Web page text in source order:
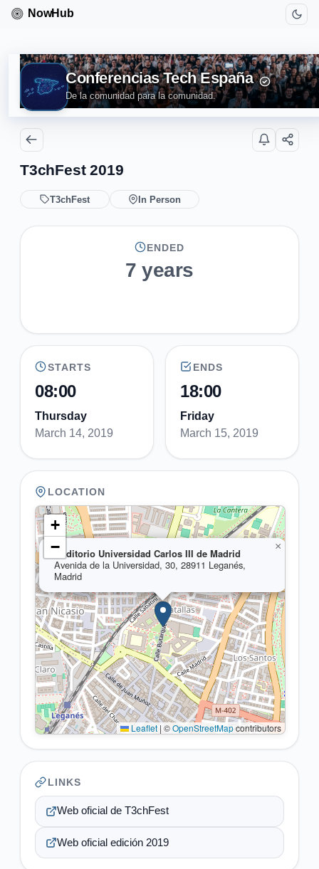
Conferencias Tech España
De la comunidad para la comunidad.
T3chFest 2019
T3chFest In Person
ENDED
7 years
STARTS
08:00
Thursday
March 14, 2019
ENDS
18:00
Friday
March 15, 2019
LOCATION
Auditorio Universidad Carlos III de Madrid
Avenida de la Universidad, 30, 28911 Leganés,
Madrid
×
+
−
Leaflet | ©OpenStreetMapcontributors
LINKS
Web oficial de T3chFest
Web oficial edición 2019